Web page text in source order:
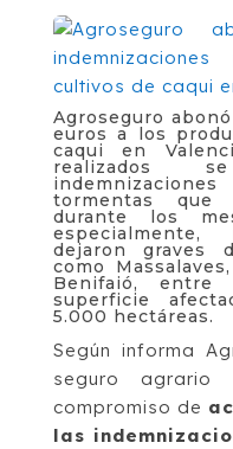
Agroseguro
euros a los
caqui en
realizados
tormentas
durante los
dejaron graves
como
Benifaió,
superficie
5.000 hectáreas.
Según informa
seguro
compromiso de
las